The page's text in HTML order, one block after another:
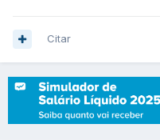
Citar